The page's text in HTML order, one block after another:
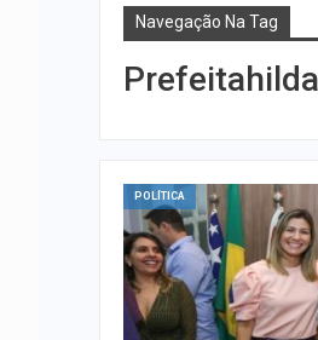
Navegação Na Tag
POLÍTICA